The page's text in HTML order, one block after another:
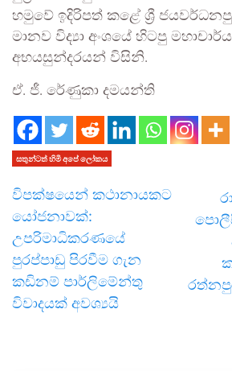
හමුවේ ඉදිරිපත් කළේ ශ්‍රී
මානව විද්‍යා අංශයේ හිටපු
අභයසුන්දරයන් විසිනි.
ඒ. ජී. රේණුකා දමයන්ති
සතුන්ටත් හිමි අපේ ලෝකය
විපක්ෂයෙන් කථානායකට
යෝජනාවක්:
උපරිමාධිකරණයේ
පුරප්පාඩු පිරවීම ගැන
කඩිනම් පාර්ලිමේන්තු
විවාදයක් අවශ්‍යයි